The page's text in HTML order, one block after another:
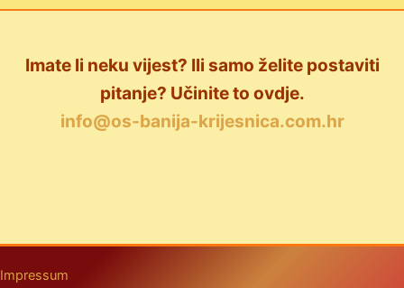
Imate li neku vijest? Ili samo želite postaviti
pitanje? Učinite to ovdje.
info@os-banija-krijesnica.com.hr
Impressum